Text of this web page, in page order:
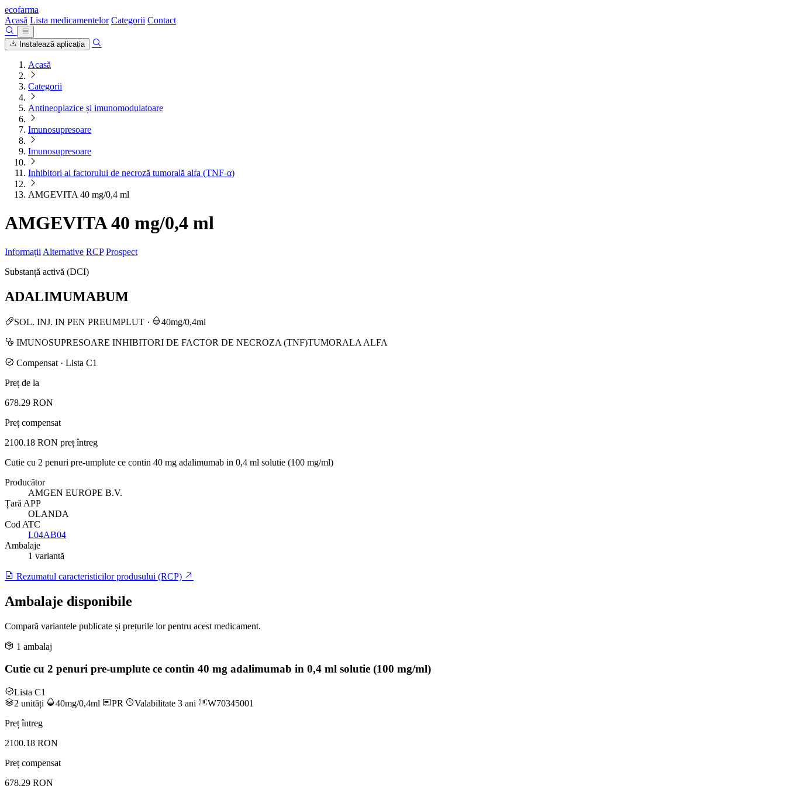
ecofarma
Acasă Lista medicamentelor Categorii Contact
Instalează aplicația
Acasă
Categorii
Antineoplazice și imunomodulatoare
Imunosupresoare
Imunosupresoare
Inhibitori ai factorului de necroză tumorală alfa (TNF-α)
AMGEVITA 40 mg/0,4 ml
AMGEVITA 40 mg/0,4 ml
Informații Alternative RCP Prospect
Substanță activă (DCI)
ADALIMUMABUM
SOL. INJ. IN PEN PREUMPLUT · 40mg/0,4ml
IMUNOSUPRESOARE INHIBITORI DE FACTOR DE NECROZA (TNF)TUMORALA ALFA
Compensat · Lista C1
Preț de la
678.29 RON
Preț compensat
2100.18 RON preț întreg
Cutie cu 2 penuri pre-umplute ce contin 40 mg adalimumab in 0,4 ml solutie (100 mg/ml)
Producător
AMGEN EUROPE B.V.
Țară APP
OLANDA
Cod ATC
L04AB04
Ambalaje
1 variantă
Rezumatul caracteristicilor produsului (RCP)
Ambalaje disponibile
Compară variantele publicate și prețurile lor pentru acest medicament.
1 ambalaj
Cutie cu 2 penuri pre-umplute ce contin 40 mg adalimumab in 0,4 ml solutie (100 mg/ml)
Lista C1
2 unități
40mg/0,4ml PR Valabilitate 3 ani
W70345001
Preț întreg
2100.18 RON
Preț compensat
678.29 RON